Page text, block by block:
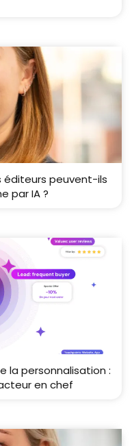
éditeurs peuvent-ils
par IA ?
la personnalisation :
en chef